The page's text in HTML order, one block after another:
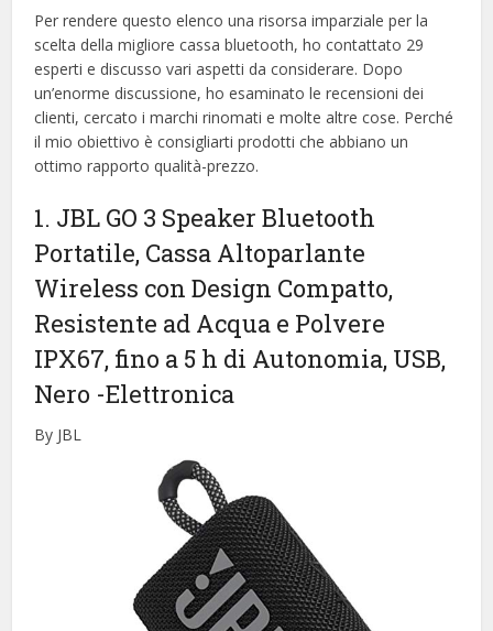
Per rendere questo elenco una risorsa imparziale per la
scelta della migliore cassa bluetooth, ​​ho contattato 29
esperti e discusso vari aspetti da considerare. Dopo
un’enorme discussione, ho esaminato le recensioni dei
clienti, cercato i marchi rinomati e molte altre cose. Perché
il mio obiettivo è consigliarti prodotti che abbiano un
ottimo rapporto qualità-prezzo.
1. JBL GO 3 Speaker Bluetooth
Portatile, Cassa Altoparlante
Wireless con Design Compatto,
Resistente ad Acqua e Polvere
IPX67, fino a 5 h di Autonomia, USB,
Nero -Elettronica
By JBL